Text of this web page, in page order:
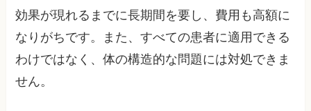
効果が現れるまでに長期間を要し、費用も高額に
なりがちです。また、すべての患者に適用できる
わけではなく、体の構造的な問題には対処できま
せん。